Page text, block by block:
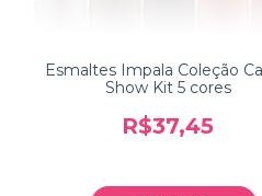
Esmaltes Impala Coleção
Show Kit 5 cores
R$37,45